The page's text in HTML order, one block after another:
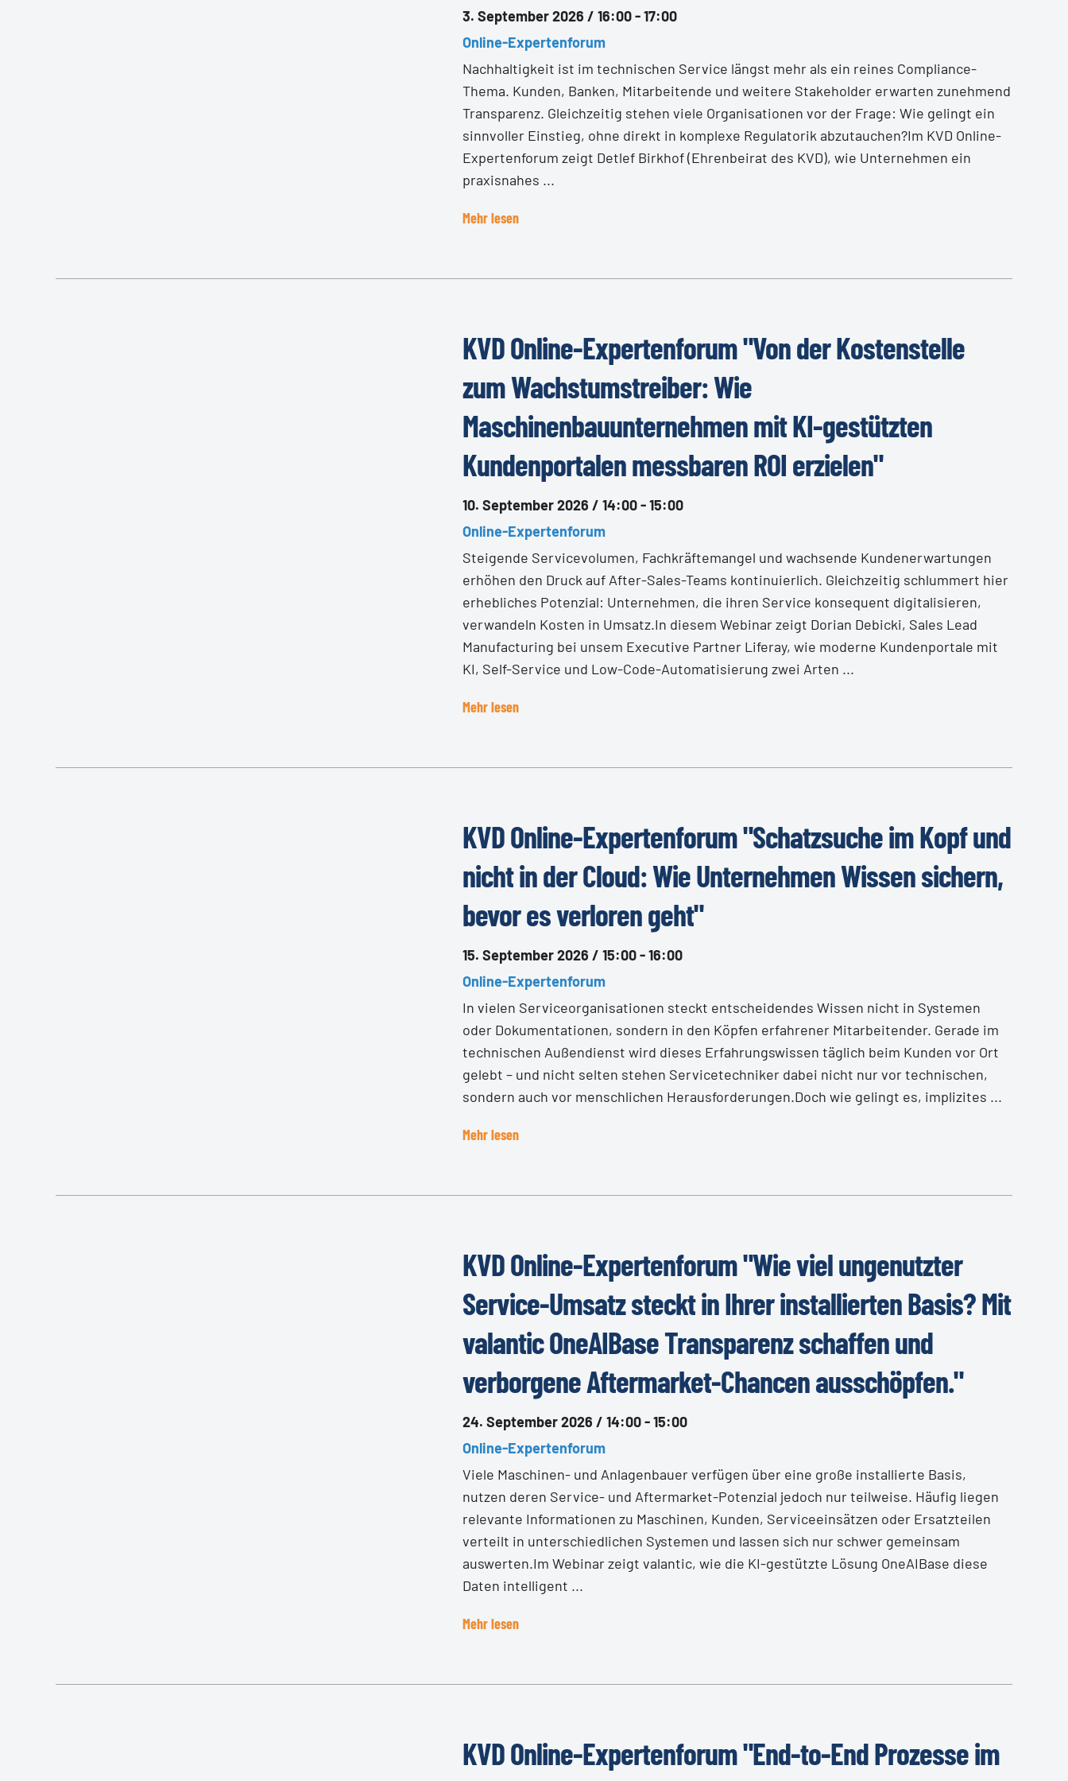
3. September 2026 / 16:00 - 17:00
Online-Expertenforum
Nachhaltigkeit ist im technischen Service längst mehr als ein reines Compliance-
Thema. Kunden, Banken, Mitarbeitende und weitere Stakeholder erwarten zunehmend
Transparenz. Gleichzeitig stehen viele Organisationen vor der Frage: Wie gelingt ein
sinnvoller Einstieg, ohne direkt in komplexe Regulatorik abzutauchen?Im KVD Online-
Expertenforum zeigt Detlef Birkhof (Ehrenbeirat des KVD), wie Unternehmen ein
praxisnahes ...
Mehr lesen
KVD Online-Expertenforum "Von der Kostenstelle
zum Wachstumstreiber: Wie
Maschinenbauunternehmen mit KI-gestützten
Kundenportalen messbaren ROI erzielen"
10. September 2026 / 14:00 - 15:00
Online-Expertenforum
Steigende Servicevolumen, Fachkräftemangel und wachsende Kundenerwartungen
erhöhen den Druck auf After-Sales-Teams kontinuierlich. Gleichzeitig schlummert hier
erhebliches Potenzial: Unternehmen, die ihren Service konsequent digitalisieren,
verwandeln Kosten in Umsatz.In diesem Webinar zeigt Dorian Debicki, Sales Lead
Manufacturing bei unsem Executive Partner Liferay, wie moderne Kundenportale mit
KI, Self-Service und Low-Code-Automatisierung zwei Arten ...
Mehr lesen
KVD Online-Expertenforum "Schatzsuche im Kopf und
nicht in der Cloud: Wie Unternehmen Wissen sichern,
bevor es verloren geht"
15. September 2026 / 15:00 - 16:00
Online-Expertenforum
In vielen Serviceorganisationen steckt entscheidendes Wissen nicht in Systemen
oder Dokumentationen, sondern in den Köpfen erfahrener Mitarbeitender. Gerade im
technischen Außendienst wird dieses Erfahrungswissen täglich beim Kunden vor Ort
gelebt – und nicht selten stehen Servicetechniker dabei nicht nur vor technischen,
sondern auch vor menschlichen Herausforderungen.Doch wie gelingt es, implizites ...
Mehr lesen
KVD Online-Expertenforum "Wie viel ungenutzter
Service-Umsatz steckt in Ihrer installierten Basis? Mit
valantic OneAIBase Transparenz schaffen und
verborgene Aftermarket-Chancen ausschöpfen."
24. September 2026 / 14:00 - 15:00
Online-Expertenforum
Viele Maschinen- und Anlagenbauer verfügen über eine große installierte Basis,
nutzen deren Service- und Aftermarket-Potenzial jedoch nur teilweise. Häufig liegen
relevante Informationen zu Maschinen, Kunden, Serviceeinsätzen oder Ersatzteilen
verteilt in unterschiedlichen Systemen und lassen sich nur schwer gemeinsam
auswerten.Im Webinar zeigt valantic, wie die KI-gestützte Lösung OneAIBase diese
Daten intelligent ...
Mehr lesen
KVD Online-Expertenforum "End-to-End Prozesse im